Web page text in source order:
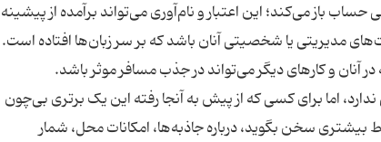
باز می‌کند؛ این اعتبار و نام‌آوری می‌تواند برآمده از پیشینه
مدیریتی یا شخصیتی آنان باشد که بر سر زبان‌ها افتاده است.
اما برای کسی که از پیش به آنجا رفته این یک برتری بی‌چون
سخن بگوید، درباره جاذبه‌ها، امکانات محل، شمار